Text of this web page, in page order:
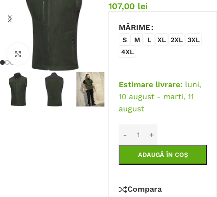
Faceți click pentru a mări
107,00 lei
MĂRIME
S M L XL 2XL
3XL
4XL
Estimare livrare: luni,
10 august - marți, 11
august
ADAUGĂ ÎN COȘ
Compara